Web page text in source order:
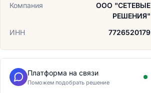
Компания
ООО "СЕТЕВЫЕ
РЕШЕНИЯ"
ИНН
7726520179
Платформа на связи
Поможем подобрать решение